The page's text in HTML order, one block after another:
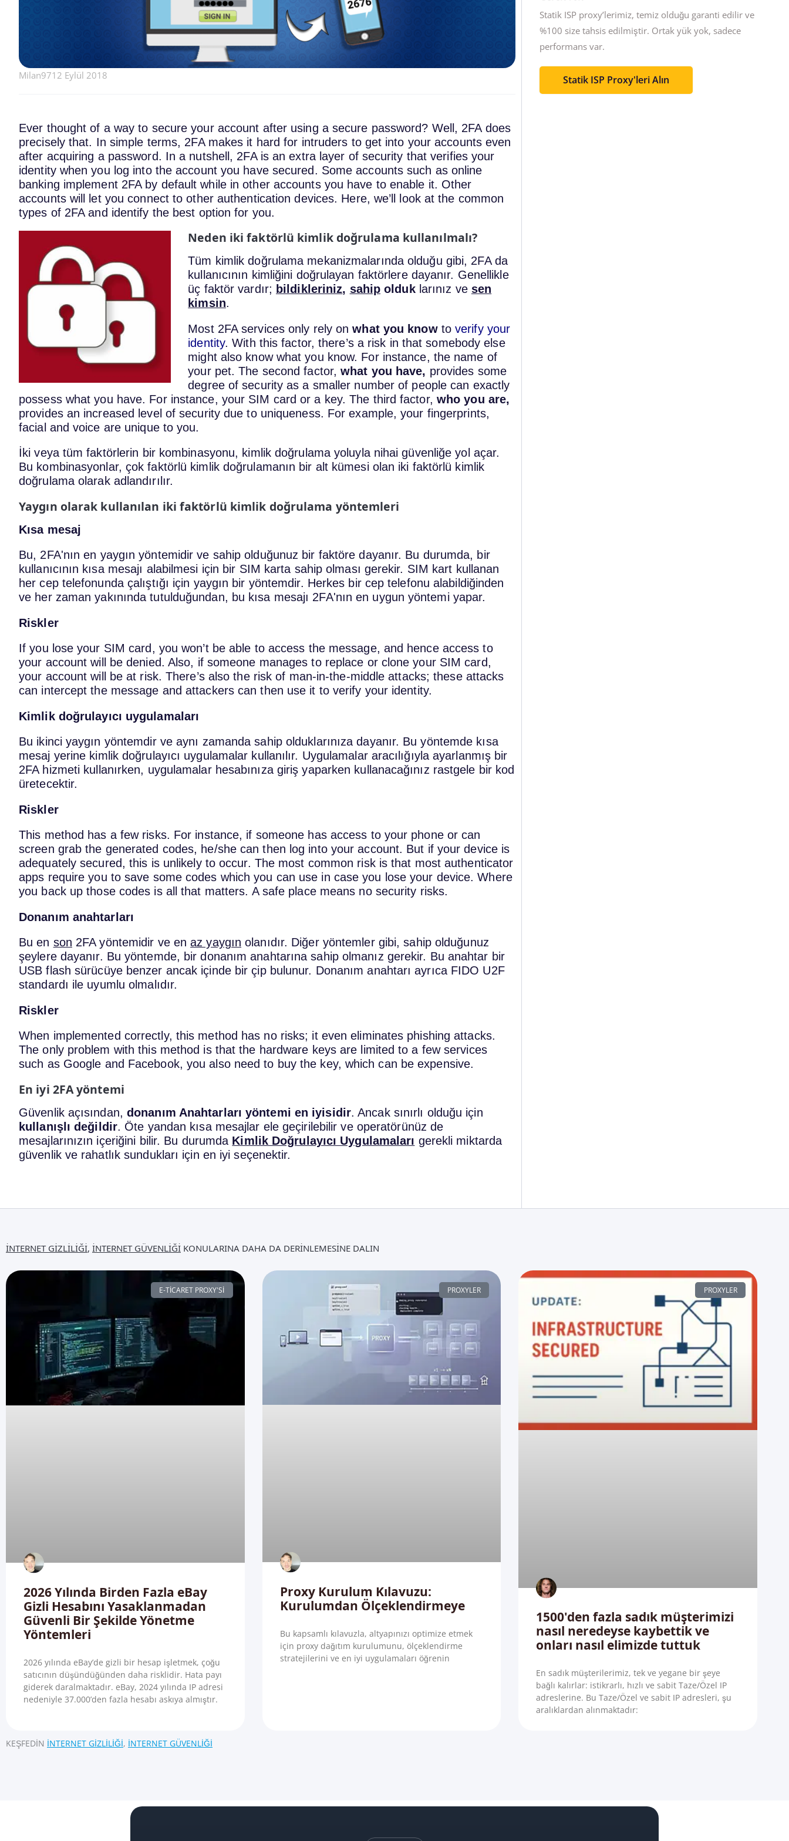
Milan9712 Eylül 2018
Ever thought of a way to secure your account after using a secure password? Well, 2FA does
precisely that. In simple terms, 2FA makes it hard for intruders to get into your accounts even
after acquiring a password. In a nutshell, 2FA is an extra layer of security that verifies your
identity when you log into the account you have secured. Some accounts such as online
banking implement 2FA by default while in other accounts you have to enable it. Other
accounts will let you connect to other authentication devices. Here, we’ll look at the common
types of 2FA and identify the best option for you.
Neden iki faktörlü kimlik doğrulama kullanılmalı?
Tüm kimlik doğrulama mekanizmalarında olduğu gibi, 2FA da
kullanıcının kimliğini doğrulayan faktörlere dayanır. Genellikle
üç faktör vardır; bildikleriniz, sahip olduklarınız ve sen
kimsin.
Most 2FA services only rely onwhat you knowtoverify your
identity. With this factor, there’s a risk in that somebody else
might also know what you know. For instance, the name of
your pet. The second factor,what you have, provides some
degree of security as a smaller number of people can exactly
possess what you have. For instance, your SIM card or a key. The third factor, who you are,
provides an increased level of security due to uniqueness. For example, your fingerprints,
facial and voice are unique to you.
İki veya tüm faktörlerin bir kombinasyonu, kimlik doğrulama yoluyla nihai güvenliğe yol açar.
Bu kombinasyonlar, çok faktörlü kimlik doğrulamanın bir alt kümesi olan iki faktörlü kimlik
doğrulama olarak adlandırılır.
Yaygın olarak kullanılan iki faktörlü kimlik doğrulama yöntemleri
Kısa mesaj
Bu, 2FA'nın en yaygın yöntemidir ve sahip olduğunuz bir faktöre dayanır. Bu durumda, bir
kullanıcının kısa mesajı alabilmesi için bir SIM karta sahip olması gerekir. SIM kart kullanan
her cep telefonunda çalıştığı için yaygın bir yöntemdir. Herkes bir cep telefonu alabildiğinden
ve her zaman yakınında tutulduğundan, bu kısa mesajı 2FA'nın en uygun yöntemi yapar.
Riskler
If you lose your SIM card, you won’t be able to access the message, and hence access to
your account will be denied. Also, if someone manages to replace or clone your SIM card,
your account will be at risk. There’s also the risk of man-in-the-middle attacks; these attacks
can intercept the message and attackers can then use it to verify your identity.
Kimlik doğrulayıcı uygulamaları
Bu ikinci yaygın yöntemdir ve aynı zamanda sahip olduklarınıza dayanır. Bu yöntemde kısa
mesaj yerine kimlik doğrulayıcı uygulamalar kullanılır. Uygulamalar aracılığıyla ayarlanmış bir
2FA hizmeti kullanırken, uygulamalar hesabınıza giriş yaparken kullanacağınız rastgele bir kod
üretecektir.
Riskler
This method has a few risks. For instance, if someone has access to your phone or can
screen grab the generated codes, he/she can then log into your account. But if your device is
adequately secured, this is unlikely to occur. The most common risk is that most authenticator
apps require you to save some codes which you can use in case you lose your device. Where
you back up those codes is all that matters. A safe place means no security risks.
Donanım anahtarları
Bu en son 2FA yöntemidir ve enaz yaygın olanıdır. Diğer yöntemler gibi, sahip olduğunuz
şeylere dayanır. Bu yöntemde, bir donanım anahtarına sahip olmanız gerekir. Bu anahtar bir
USB flash sürücüye benzer ancak içinde bir çip bulunur. Donanım anahtarı ayrıca FIDO U2F
standardı ile uyumlu olmalıdır.
Riskler
When implemented correctly, this method has no risks; it even eliminates phishing attacks.
The only problem with this method is that the hardware keys are limited to a few services
such as Google and Facebook, you also need to buy the key, which can be expensive.
En iyi 2FA yöntemi
Güvenlik açısından, donanım Anahtarları yöntemi en iyisidir. Ancak sınırlı olduğu için
kullanışlı değildir. Öte yandan kısa mesajlar ele geçirilebilir ve operatörünüz de
mesajlarınızın içeriğini bilir. Bu durumda Kimlik Doğrulayıcı Uygulamaları gerekli miktarda
güvenlik ve rahatlık sundukları için en iyi seçenektir.
Statik ISP proxy’lerimiz, temiz olduğu garanti edilir ve
%100 size tahsis edilmiştir. Ortak yük yok, sadece
performans var.
Statik ISP Proxy'leri Alın
İNTERNET GIZLILIĞI, İNTERNET GÜVENLIĞI KONULARINA DAHA DA DERINLEMESINE DALIN
E-TICARET PROXY'SI
2026 Yılında Birden Fazla eBay
Gizli Hesabını Yasaklanmadan
Güvenli Bir Şekilde Yönetme
Yöntemleri
2026 yılında eBay’de gizli bir hesap işletmek, çoğu
satıcının düşündüğünden daha risklidir. Hata payı
giderek daralmaktadır. eBay, 2024 yılında IP adresi
nedeniyle 37.000’den fazla hesabı askıya almıştır.
PROXYLER
Proxy Kurulum Kılavuzu:
Kurulumdan Ölçeklendirmeye
Bu kapsamlı kılavuzla, altyapınızı optimize etmek
için proxy dağıtım kurulumunu, ölçeklendirme
stratejilerini ve en iyi uygulamaları öğrenin
PROXYLER
1500'den fazla sadık müşterimizi
nasıl neredeyse kaybettik ve
onları nasıl elimizde tuttuk
En sadık müşterilerimiz, tek ve yegane bir şeye
bağlı kalırlar: istikrarlı, hızlı ve sabit Taze/Özel IP
adreslerine. Bu Taze/Özel ve sabit IP adresleri, şu
aralıklardan alınmaktadır:
KEŞFEDIN İNTERNET GIZLILIĞI, İNTERNET GÜVENLIĞI